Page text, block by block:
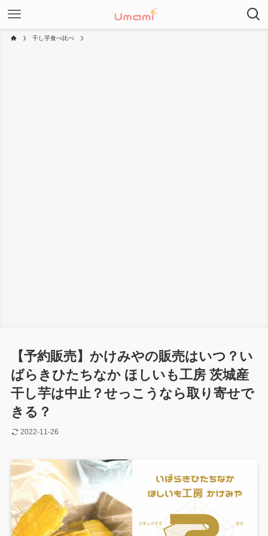
干し芋食べ比べ
【予約販売】かけみやの販売はいつ？い
ばらきひたちなか ほしいも工房 茨城産
干し芋は中止？せっこうなら取り寄せで
きる？
2022-11-26